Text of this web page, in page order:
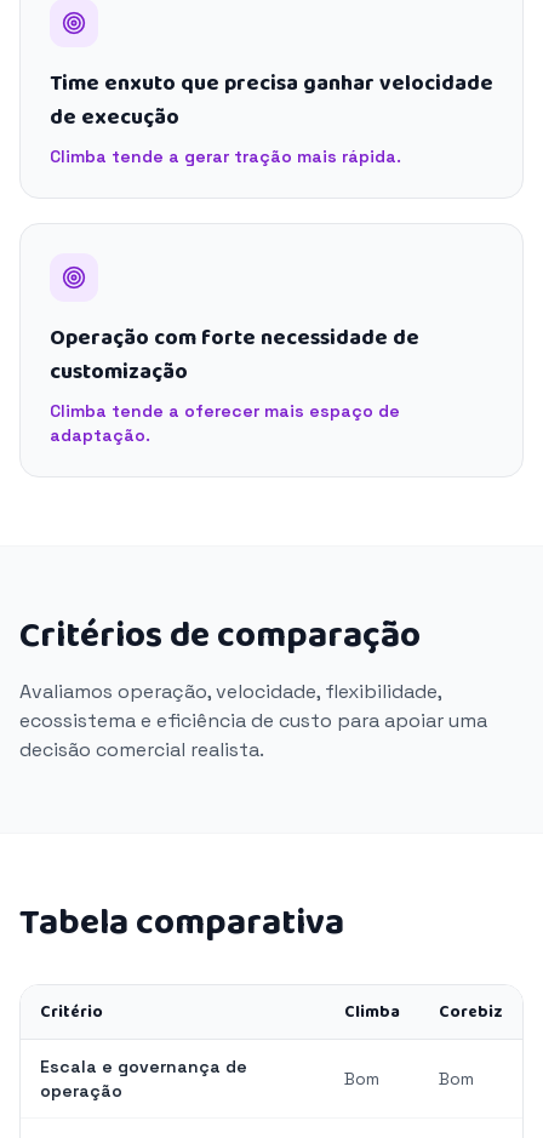
Time enxuto que precisa ganhar velocidade
de execução
Climba tende a gerar tração mais rápida.
Operação com forte necessidade de
customização
Climba tende a oferecer mais espaço de
adaptação.
Critérios de comparação
Avaliamos operação, velocidade, flexibilidade,
ecossistema e eficiência de custo para apoiar uma
decisão comercial realista.
Tabela comparativa
Critério Climba Corebiz
Escala e governança de
operação
Bom Bom